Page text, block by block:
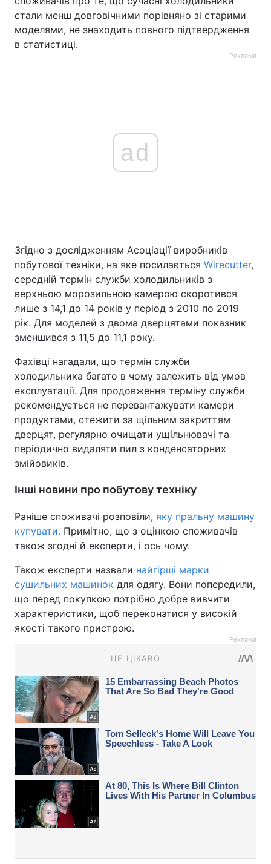
стали менш довговічними порівняно зі старими
моделями, не знаходить повного підтвердження
в статистиці.
Реклама
ad
Згідно з дослідженням Асоціації виробників
побутової техніки, на яке посилається Wirecutter,
середній термін служби холодильників з
верхньою морозильною камерою скоротився
лише з 14,1 до 14 років у період з 2010 по 2019
рік. Для моделей з двома дверцятами показник
зменшився з 11,5 до 11,1 року.
Фахівці нагадали, що термін служби
холодильника багато в чому залежить від умов
експлуатації. Для продовження терміну служби
рекомендується не перевантажувати камери
продуктами, стежити за щільним закриттям
дверцят, регулярно очищати ущільнювачі та
періодично видаляти пил з конденсаторних
змійовиків.
Інші новини про побутову техніку
Раніше споживачі розповіли, яку пральну машину
купувати. Примітно, що з оцінкою споживачів
також згодні й експерти, і ось чому.
Також експерти назвали найгірші марки
сушильних машинок для одягу. Вони попередили,
що перед покупкою потрібно добре вивчити
характеристики, щоб переконатися у високій
якості такого пристрою.
Реклама